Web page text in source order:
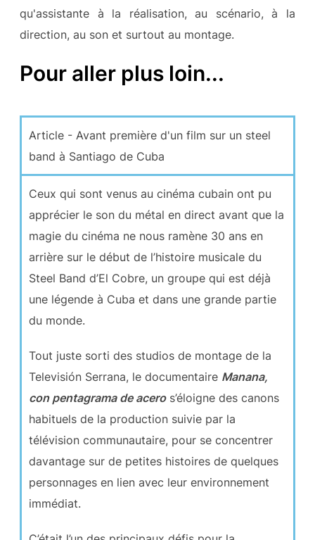
qu'assistante à la réalisation, au scénario, à la
direction, au son et surtout au montage.
Pour aller plus loin...
Article - Avant première d'un film sur un steel
band à Santiago de Cuba
Ceux qui sont venus au cinéma cubain ont pu
apprécier le son du métal en direct avant que la
magie du cinéma ne nous ramène 30 ans en
arrière sur le début de l’histoire musicale du
Steel Band d’El Cobre, un groupe qui est déjà
une légende à Cuba et dans une grande partie
du monde.
Tout juste sorti des studios de montage de la
Televisión Serrana, le documentaire Manana,
con pentagrama de aceros’éloigne des canons
habituels de la production suivie par la
télévision communautaire, pour se concentrer
davantage sur de petites histoires de quelques
personnages en lien avec leur environnement
immédiat.